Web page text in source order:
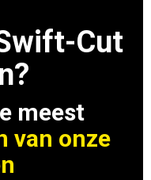
Cut
meest
van onze